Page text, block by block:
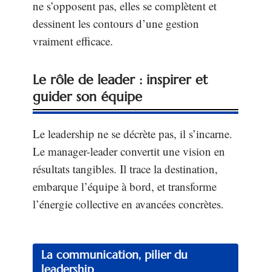
ne s’opposent pas, elles se complètent et
dessinent les contours d’une gestion
vraiment efficace.
Le rôle de leader : inspirer et
guider son équipe
Le leadership ne se décrète pas, il s’incarne.
Le manager-leader convertit une vision en
résultats tangibles. Il trace la destination,
embarque l’équipe à bord, et transforme
l’énergie collective en avancées concrètes.
La communication, pilier du
leadership